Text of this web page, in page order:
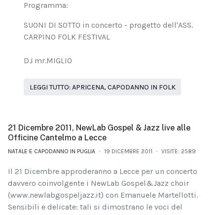
Programma:
SUONI DI SOTTO in concerto - progetto dell'ASS.
CARPINO FOLK FESTIVAL
DJ mr.MIGLIO
LEGGI TUTTO: APRICENA, CAPODANNO IN FOLK
21 Dicembre 2011, NewLab Gospel & Jazz live alle
Officine Cantelmo a Lecce
NATALE E CAPODANNO IN PUGLIA 19 DICEMBRE 2011 VISITE: 2589
Il 21 Dicembre approderanno a Lecce per un concerto
davvero coinvolgente i NewLab Gospel&Jazz choir
(www.newlabgospeljazz.it) con Emanuele Martellotti.
Sensibili e delicate: tali si dimostrano le voci del